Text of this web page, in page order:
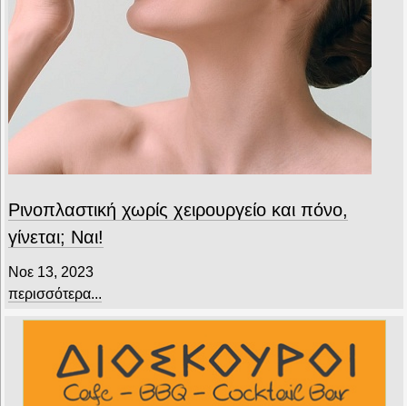
Ρινοπλαστική χωρίς χειρουργείο και πόνο,
γίνεται; Ναι!
Νοε 13, 2023
περισσότερα...